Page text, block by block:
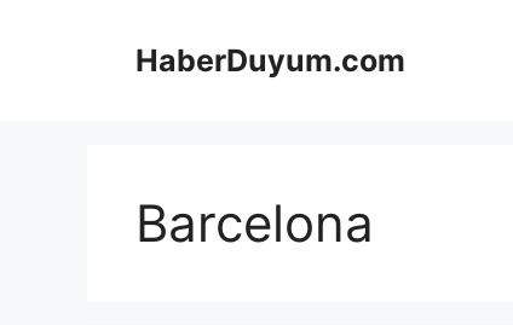
HaberDuyum.com
Barcelona